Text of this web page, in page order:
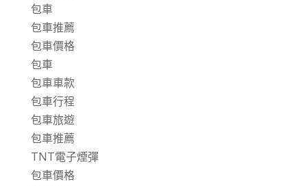
包車
包車推薦
包車價格
包車
包車車款
包車行程
包車旅遊
包車推薦
TNT電子煙彈
包車價格